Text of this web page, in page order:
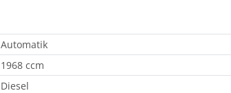
Automatik
1968 ccm
Diesel